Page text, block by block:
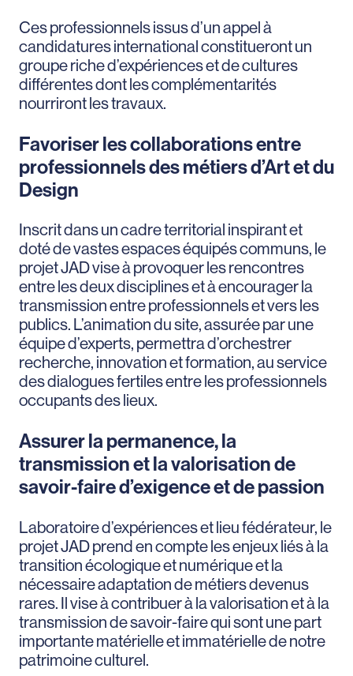
Ces professionnels issus d’un appel à
candidatures international constitueront un
groupe riche d’expériences et de cultures
différentes dont les complémentarités
nourriront les travaux.
Favoriser les collaborations entre
professionnels des métiers d’Art et du
Design
Inscrit dans un cadre territorial inspirant et
doté de vastes espaces équipés communs, le
projet JAD vise à provoquer les rencontres
entre les deux disciplines et à encourager la
transmission entre professionnels et vers les
publics. L’animation du site, assurée par une
équipe d’experts, permettra d’orchestrer
recherche, innovation et formation, au service
des dialogues fertiles entre les professionnels
occupants des lieux.
Assurer la permanence, la
transmission et la valorisation de
savoir-faire d’exigence et de passion
Laboratoire d’expériences et lieu fédérateur, le
projet JAD prend en compte les enjeux liés à la
transition écologique et numérique et la
nécessaire adaptation de métiers devenus
rares. Il vise à contribuer à la valorisation et à la
transmission de savoir-faire qui sont une part
importante matérielle et immatérielle de notre
patrimoine culturel.